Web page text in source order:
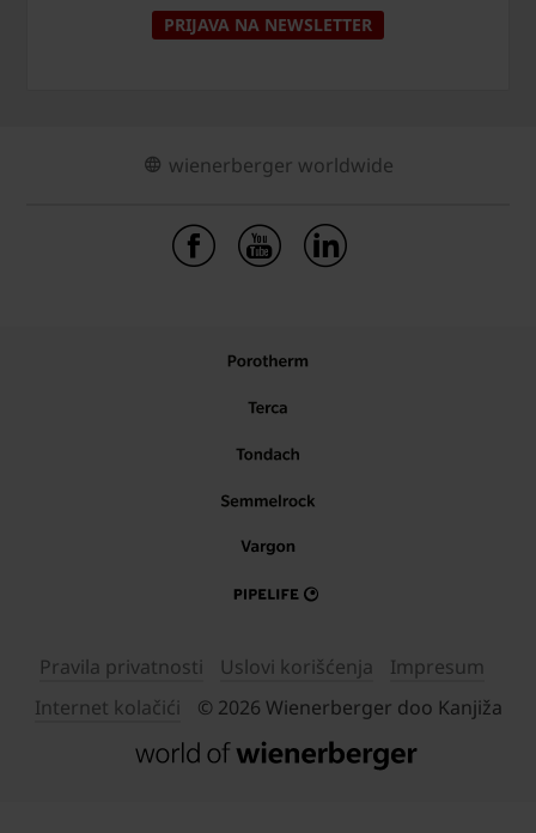
PRIJAVA NA NEWSLETTER
wienerberger worldwide
Pravila privatnosti Uslovi korišćenja
Impresum
Internet kolačići
© 2026 Wienerberger doo Kanjiža